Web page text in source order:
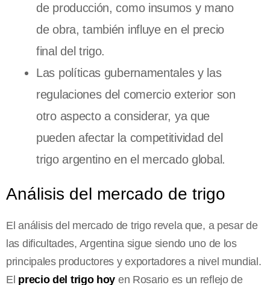
de producción, como insumos y mano
de obra, también influye en el precio
final del trigo.
Las políticas gubernamentales y las
regulaciones del comercio exterior son
otro aspecto a considerar, ya que
pueden afectar la competitividad del
trigo argentino en el mercado global.
Análisis del mercado de trigo
El análisis del mercado de trigo revela que, a pesar de
las dificultades, Argentina sigue siendo uno de los
principales productores y exportadores a nivel mundial.
El precio del trigo hoy en Rosario es un reflejo de